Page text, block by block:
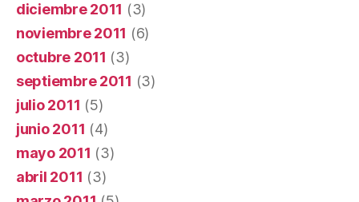
diciembre 2011 (3)
noviembre 2011 (6)
octubre 2011 (3)
septiembre 2011 (3)
julio 2011 (5)
junio 2011 (4)
mayo 2011 (3)
abril 2011 (3)